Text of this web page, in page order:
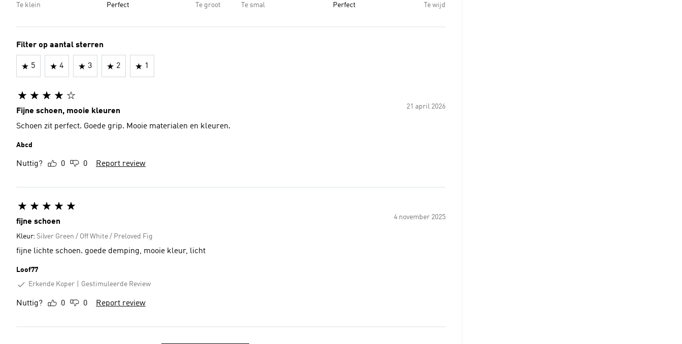
Te klein Perfect Te groot Te smal Perfect Te wijd
Filter op aantal sterren
5 4 3 2 1
21 april 2026
Fijne schoen, mooie kleuren
Schoen zit perfect. Goede grip. Mooie materialen en kleuren.
Abcd
Nuttig? 0 0 Report review
4 november 2025
fijne schoen
Kleur: Silver Green / Off White / Preloved Fig
fijne lichte schoen. goede demping, mooie kleur, licht
Loof77
Erkende Koper
Gestimuleerde Review
Nuttig? 0 0 Report review